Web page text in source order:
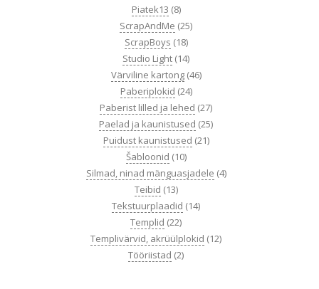
Piatek13 (8)
ScrapAndMe (25)
ScrapBoys (18)
Studio Light (14)
Värviline kartong (46)
Paberiplokid (24)
Paberist lilled ja lehed (27)
Paelad ja kaunistused (25)
Puidust kaunistused (21)
Šabloonid (10)
Silmad, ninad mänguasjadele (4)
Teibid (13)
Tekstuurplaadid (14)
Templid (22)
Templivärvid, akrüülplokid (12)
Tööriistad (2)